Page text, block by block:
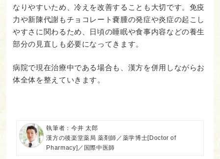
なりやすいため、冷えを改善することも大切です。免疫
力や新陳代謝もチョコレート嚢腫の発症や炎症の起こし
やすさに関わるため、日頃の睡眠や食事内容などの養生
部分の見直しも必要になってきます。
病院で現在治療中である場合も、漢方を併用しながらお
体全体を整えていきます。
執筆者：今井 太郎
漢方の後楽堂薬局 薬剤師／薬学博士[Doctor of
Pharmacy]／国際中医師